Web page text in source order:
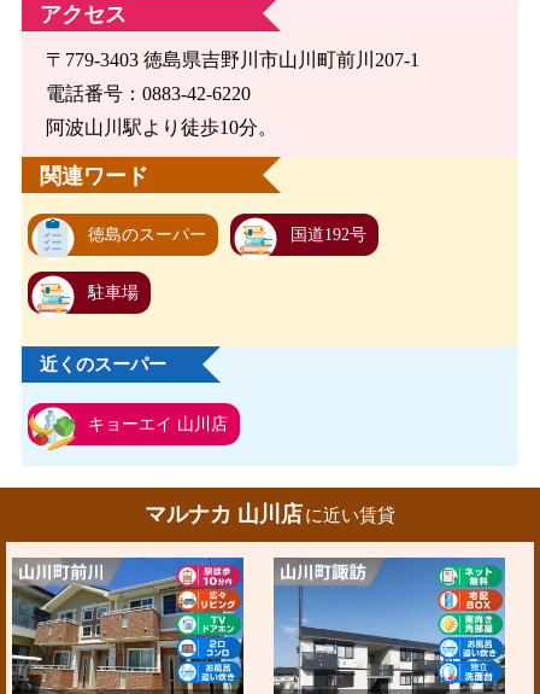
アクセス
〒779-3403 徳島県吉野川市山川町前川207-1
電話番号：0883-42-6220
阿波山川駅より徒歩10分。
関連ワード
徳島のスーパー 国道192号
駐車場
近くのスーパー
キョーエイ 山川店
マルナカ 山川店に近い賃貸